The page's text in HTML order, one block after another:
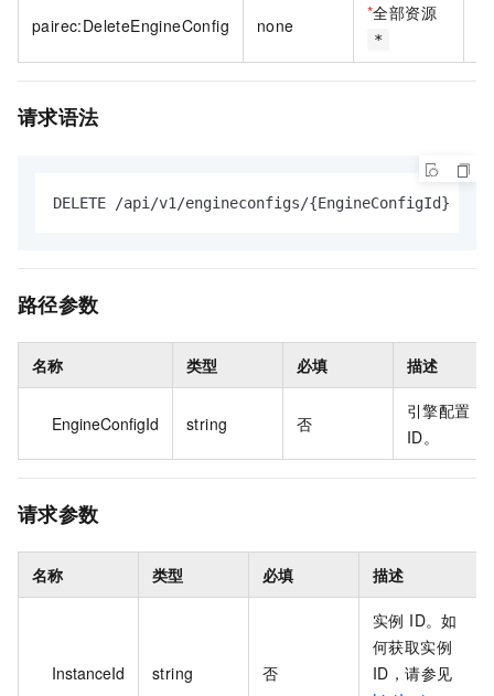
pairec:DeleteEngineConfig none
*全部资源
*
请求语法
DELETE /api/v1/engineconfigs/{EngineConfigId}
路径参数
名称 类型 必填 描述
EngineConfigId string 否
引擎配置
ID。
请求参数
名称 类型 必填 描述
InstanceId string 否
实例 ID。如
何获取实例
ID，请参见